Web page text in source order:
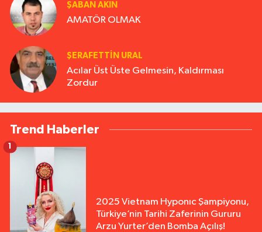
ŞABAN AKIN
AMATÖR OLMAK
ŞERAFETTIN URAL
Acılar Üst Üste Gelmesin, Kaldırması
Zordur
Trend Haberler
2025 Vietnam Hyponıc Şampiyonu,
Türkiye’nin Tarihi Zaferinin Gururu
Arzu Yurter’den Bomba Açılış!
1